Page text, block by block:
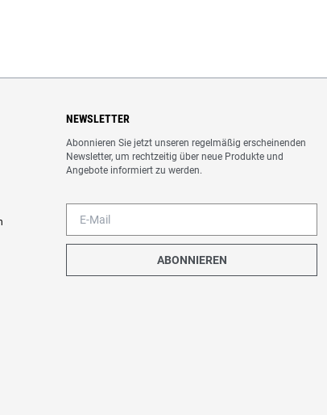
NEWSLETTER
Abonnieren Sie jetzt unseren regelmäßig erscheinenden
Newsletter, um rechtzeitig über neue Produkte und
Angebote informiert zu werden.
ABONNIEREN